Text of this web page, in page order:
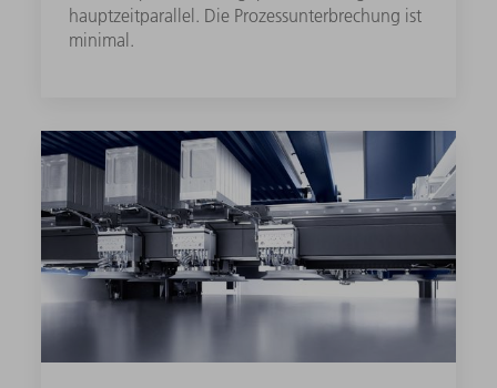
hauptzeitparallel. Die Prozessunterbrechung ist
minimal.